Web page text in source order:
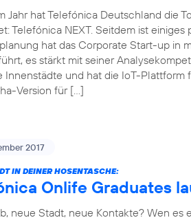
Jahr hat Telefónica Deutschland die
Telefónica NEXT. Seitdem ist einiges
hat das Corporate Start-up in
es stärkt mit seiner
Innenstädte und hat die IoT-Plattform
Version für […]
2017
IN DEINER HOSENTASCHE:
Onlife Graduates
neue Stadt, neue Kontakte? Wen